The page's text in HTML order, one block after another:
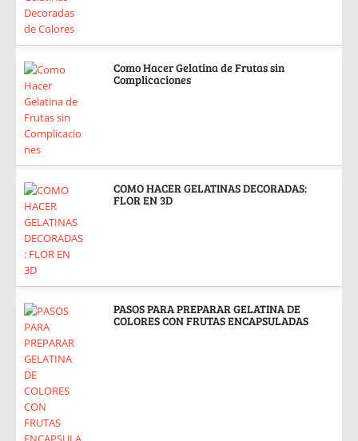
Como Hacer Gelatina de Frutas sin
Complicaciones
COMO HACER GELATINAS DECORADAS:
FLOR EN 3D
PASOS PARA PREPARAR GELATINA DE
COLORES CON FRUTAS ENCAPSULADAS